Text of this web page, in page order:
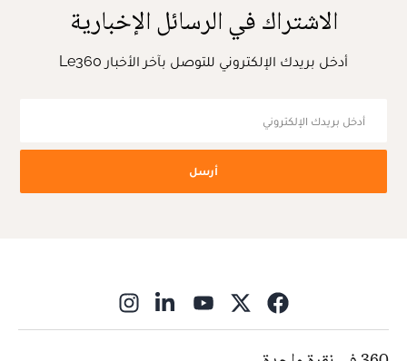
الاشتراك في الرسائل الإخبارية
أدخل بريدك الإلكتروني للتوصل بآخر الأخبار Le360
أرسل